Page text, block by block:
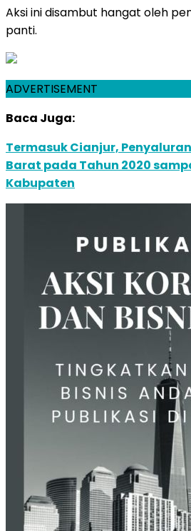
Aksi ini disambut hangat oleh
panti.
ADVERTISEMENT
Baca Juga:
Termasuk Cianjur,
Barat pada Tahun 2020
Kabupaten